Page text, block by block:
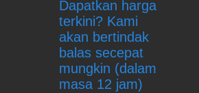
Dapatkan harga
terkini? Kami
akan bertindak
balas secepat
mungkin (dalam
masa 12 jam)